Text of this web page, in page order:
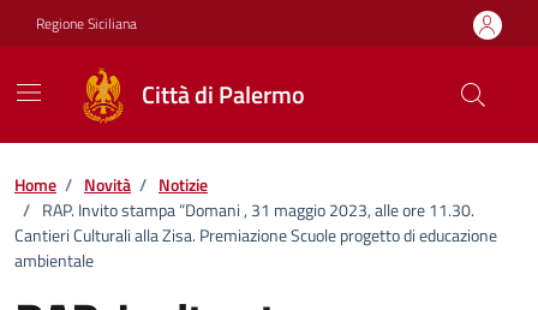
Vai ai contenuti
Vai al footer
Regione Siciliana
Città di Palermo
Home / Novità / Notizie
/ RAP. Invito stampa “Domani , 31 maggio 2023, alle ore 11.30.
Cantieri Culturali alla Zisa. Premiazione Scuole progetto di educazione
ambientale